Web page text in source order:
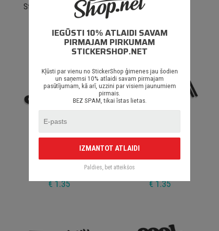
Steelies Are For Winter
€ 1.50
My Best Friend
€ 1.35
€ 1.35 € 1.35
IEGŪSTI 10% ATLAIDI SAVAM
PIRMAJAM PIRKUMAM
STICKERSHOP.NET
Kļūsti par vienu no StickerShop ģimenes jau šodien
un saņemsi 10% atlaidi savam pirmajam
pasūtījumam, kā arī, uzzini par visiem jaunumiem
pirmais.
BEZ SPAM, tikai īstas lietas.
IZMANTOT ATLAIDI
Paldies, bet atteikšos